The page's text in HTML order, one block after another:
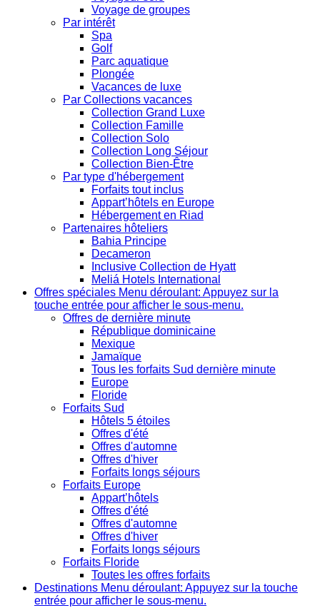
Voyage de groupes
Par intérêt
Spa
Golf
Parc aquatique
Plongée
Vacances de luxe
Par Collections vacances
Collection Grand Luxe
Collection Famille
Collection Solo
Collection Long Séjour
Collection Bien-Être
Par type d'hébergement
Forfaits tout inclus
Appart’hôtels en Europe
Hébergement en Riad
Partenaires hôteliers
Bahia Principe
Decameron
Inclusive Collection de Hyatt
Meliá Hotels International
Offres spéciales Menu déroulant: Appuyez sur la
touche entrée pour afficher le sous-menu.
Offres de dernière minute
République dominicaine
Mexique
Jamaïque
Tous les forfaits Sud dernière minute
Europe
Floride
Forfaits Sud
Hôtels 5 étoiles
Offres d'été
Offres d'automne
Offres d'hiver
Forfaits longs séjours
Forfaits Europe
Appart’hôtels
Offres d'été
Offres d'automne
Offres d'hiver
Forfaits longs séjours
Forfaits Floride
Toutes les offres forfaits
Destinations Menu déroulant: Appuyez sur la touche
entrée pour afficher le sous-menu.